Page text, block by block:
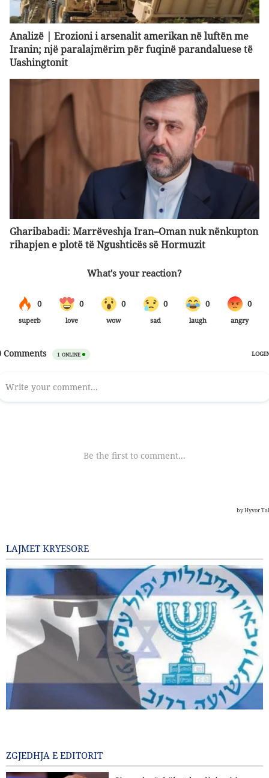
Analizë | Erozioni i arsenalit amerikan në luftën me
Iranin; një paralajmërim për fuqinë parandaluese të
Uashingtonit
Gharibabadi: Marrëveshja Iran–Oman nuk nënkupton
rihapjen e plotë të Ngushticës së Hormuzit
LAJMET KRYESORE
Ligjvënësi amerikan: “Pabarazia” e kapaciteteve raketore të
ZGJEDHJA E EDITORIT